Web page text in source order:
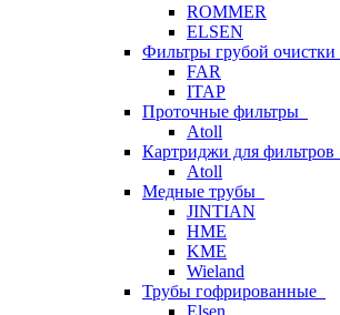
ROMMER
ELSEN
Фильтры грубой очистки
FAR
ITAP
Проточные фильтры
Atoll
Картриджи для фильтров
Atoll
Медные трубы
JINTIAN
HME
KME
Wieland
Трубы гофрированные
Elsen